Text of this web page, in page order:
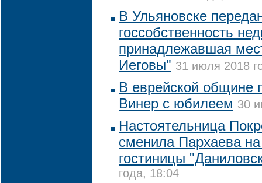
В Ульяновске
госсобственность
принадлежавшая
Иеговы" 31 июля 2018
В еврейской общине
Винер с юбилеем 30
Настоятельница
сменила Пархаева на
гостиницы
года, 18:04